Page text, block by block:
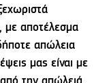
με αποτέλεσμα
απώλεια
μας είναι με